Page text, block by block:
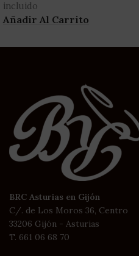
incluido
Añadir Al Carrito
BRC Asturias en Gijón
C/. de Los Moros 36, Centro
33206 Gijón - Asturias
T. 661 06 68 70